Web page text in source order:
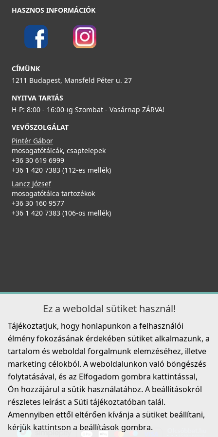
ELLECI - Gránit mosogatótálca Time 130 UM G43
LG213043BSO
Részletek
ELLECI - Gránit mosogatótálca Life 450 G43
LG245043
ELLECI - Gránit mosogatótálca Quadra 350 UM G43
munkalap alá szerelhető
LGQ35043BSO
149 990 Ft
Részletek
ELLECI - Csaptelep Cloud G62
89 990 Ft
ELLECI - Csaptelep Cloud G68
MGKCLO68
89 990 Ft
MIKCLOCR
79 990 Ft
Részletek
HASZNOS INFORMÁCIÓK
CÍMÜNK
1211 Budapest, Mansfeld Péter u. 27
NYITVA TARTÁS
H-P: 8:00 - 16:00-ig Szombat - Vasárnap ZÁRVA!
VEVŐSZOLGÁLAT
Pintér Gábor
mosogatótálcák, csaptelepek
+36 30 619 6999
+36 1 420 7383 (112-es mellék)
Lancz József
mosogatótálca tartozékok
+36 30 160 9577
+36 1 420 7383 (106-os mellék)
Ez a weboldal sütiket használ!
Tájékoztatjuk, hogy honlapunkon a felhasználói
élmény fokozásának érdekében sütiket alkalmazunk, a
tartalom és weboldal forgalmunk elemzéséhez, illetve
marketing célokból. A weboldalunkon való böngészés
folytatásával, és az Elfogadom gombra kattintással,
Ön hozzájárul a sütik használatához. A beállításokról
részletes leírást a Süti tájékoztatóban talál.
Amennyiben ettől eltérően kívánja a sütiket beállítani,
kérjük kattintson a beállítások gombra.